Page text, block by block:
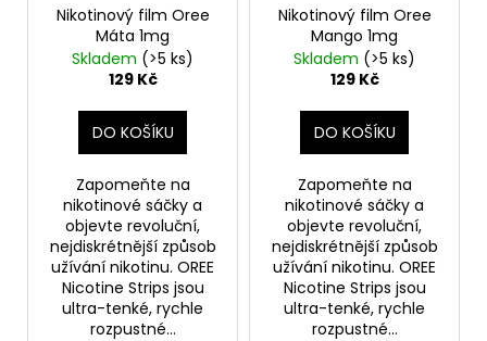
Nikotinový film Oree
Máta 1mg
Skladem (>5 ks)
129 Kč
DO KOŠÍKU
Zapomeňte na
nikotinové sáčky a
objevte revoluční,
nejdiskrétnější způsob
užívání nikotinu. OREE
Nicotine Strips jsou
ultra-tenké, rychle
rozpustné...
Nikotinový film Oree
Mango 1mg
Skladem (>5 ks)
129 Kč
DO KOŠÍKU
Zapomeňte na
nikotinové sáčky a
objevte revoluční,
nejdiskrétnější způsob
užívání nikotinu. OREE
Nicotine Strips jsou
ultra-tenké, rychle
rozpustné...